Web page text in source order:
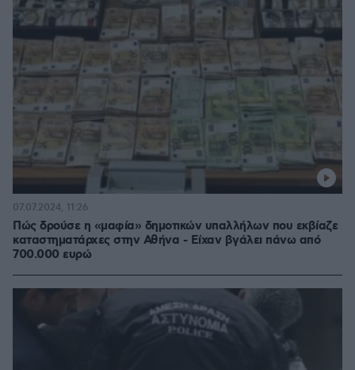
Πώς δρούσε η «μαφία» δημοτικών υπαλλήλων που εκβίαζε
καταστηματάρχες στην Αθήνα - Είχαν βγάλει πάνω από
700.000 ευρώ
07.07.2024, 11:26